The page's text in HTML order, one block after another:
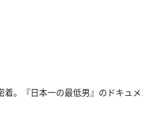
着。『日本一の最低男』のドキュ